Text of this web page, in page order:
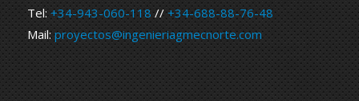
Tel:+34-943-060-118//+34-688-88-76-48
Mail:proyectos@ingenieriagmecnorte.com